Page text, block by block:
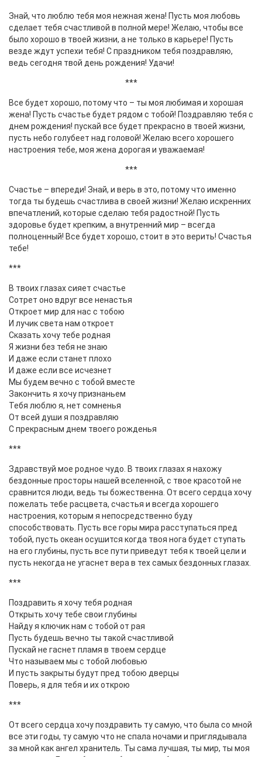
Знай, что люблю тебя моя нежная жена! Пусть моя любовь
сделает тебя счастливой в полной мере! Желаю, чтобы все
было хорошо в твоей жизни, а не только в карьере! Пусть
везде ждут успехи тебя! С праздником тебя поздравляю,
ведь сегодня твой день рождения! Удачи!
***
Все будет хорошо, потому что – ты моя любимая и хорошая
жена! Пусть счастье будет рядом с тобой! Поздравляю тебя с
днем рождения! пускай все будет прекрасно в твоей жизни,
пусть небо голубеет над головой! Желаю всего хорошего
настроения тебе, моя жена дорогая и уважаемая!
***
Счастье – впереди! Знай, и верь в это, потому что именно
тогда ты будешь счастлива в своей жизни! Желаю искренних
впечатлений, которые сделаю тебя радостной! Пусть
здоровье будет крепким, а внутренний мир – всегда
полноценный! Все будет хорошо, стоит в это верить! Счастья
тебе!
***
В твоих глазах сияет счастье
Сотрет оно вдруг все ненастья
Откроет мир для нас с тобою
И лучик света нам откроет
Сказать хочу тебе родная
Я жизни без тебя не знаю
И даже если станет плохо
И даже если все исчезнет
Мы будем вечно с тобой вместе
Закончить я хочу признаньем
Тебя люблю я, нет сомненья
От всей души я поздравляю
С прекрасным днем твоего рожденья
***
Здравствуй мое родное чудо. В твоих глазах я нахожу
бездонные просторы нашей вселенной, с твое красотой не
сравнится люди, ведь ты божественна. От всего сердца хочу
пожелать тебе расцвета, счастья и всегда хорошего
настроения, которым я непосредственно буду
способствовать. Пусть все горы мира расступаться пред
тобой, пусть океан осушится когда твоя нога будет ступать
на его глубины, пусть все пути приведут тебя к твоей цели и
пусть некогда не угаснет вера в тех самых бездонных глазах.
***
Поздравить я хочу тебя родная
Открыть хочу тебе свои глубины
Найду я ключик нам с тобой от рая
Пусть будешь вечно ты такой счастливой
Пускай не гаснет пламя в твоем сердце
Что называем мы с тобой любовью
И пусть закрыты будут пред тобою дверцы
Поверь, я для тебя и их открою
***
От всего сердца хочу поздравить ту самую, что была со мной
все эти годы, ту самую что не спала ночами и приглядывала
за мной как ангел хранитель. Ты сама лучшая, ты мир, ты моя